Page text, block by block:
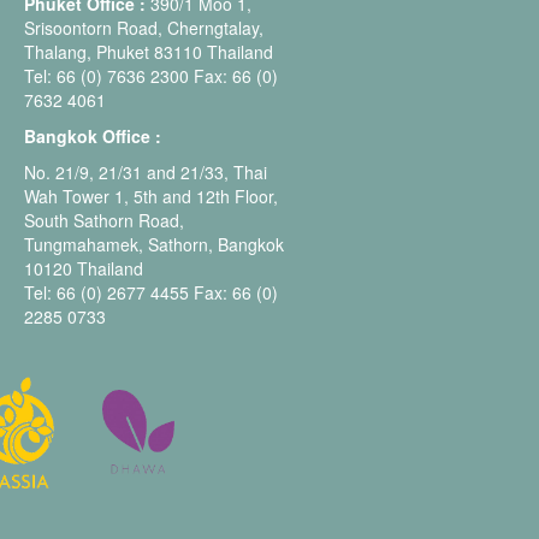
Srisoontorn Road, Cherngtalay,
Thalang, Phuket 83110 Thailand
Tel: 66 (0) 7636 2300 Fax: 66 (0)
7632 4061
Bangkok Office :
No. 21/9, 21/31 and 21/33, Thai
Wah Tower 1, 5th and 12th Floor,
South Sathorn Road,
Tungmahamek, Sathorn, Bangkok
10120 Thailand
Tel: 66 (0) 2677 4455 Fax: 66 (0)
2285 0733